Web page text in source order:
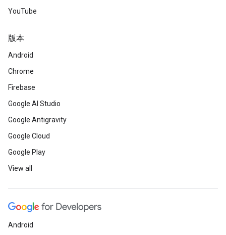
YouTube
版本
Android
Chrome
Firebase
Google AI Studio
Google Antigravity
Google Cloud
Google Play
View all
Android